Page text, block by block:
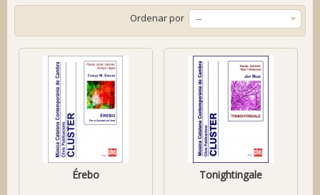
Ordenar por --
Érebo Tonightingale